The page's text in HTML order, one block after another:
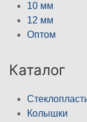
10 мм
12 мм
Оптом
Каталог
Колышки